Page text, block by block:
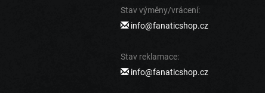
Stav výměny/vrácení:
info@fanaticshop.cz
Stav reklamace:
info@fanaticshop.cz